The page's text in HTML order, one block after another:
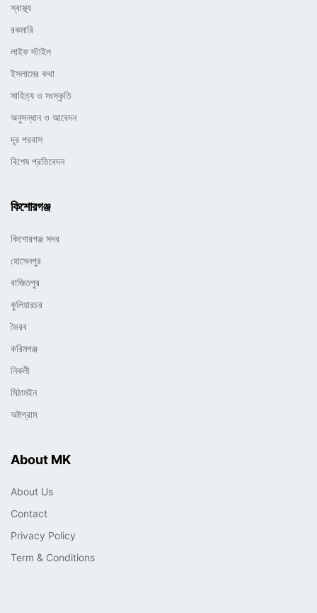
স্বাস্থ্য
রকমারি
লাইফ স্টাইল
ইসলামের কথা
সাহিত্য ও সংস্কৃতি
অনুসন্ধান ও আবেদন
দূর পরবাস
বিশেষ প্রতিবেদন
কিশোরগঞ্জ
কিশোরগঞ্জ সদর
হোসেনপুর
বাজিতপুর
কুলিয়ারচর
ভৈরব
করিমগঞ্জ
নিকলী
মিঠামইন
অষ্টগ্রাম
About MK
About Us
Contact
Privacy Policy
Term & Conditions